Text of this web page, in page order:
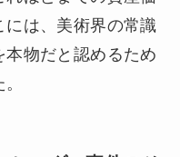
は、美術界の常識
物だと認めるため